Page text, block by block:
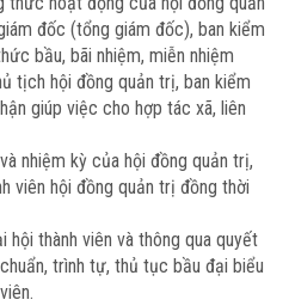
đốc (tổng giám đốc), ban kiểm
bầu, bãi nhiệm, miễn nhiệm
tịch hội đồng quản trị, ban kiểm
giúp việc cho hợp tác xã, liên
nhiệm kỳ của hội đồng quản trị,
viên hội đồng quản trị đồng thời
hội thành viên và thông qua quyết
trình tự, thủ tục bầu đại biểu